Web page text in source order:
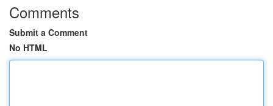
Comments
Submit a Comment
No HTML